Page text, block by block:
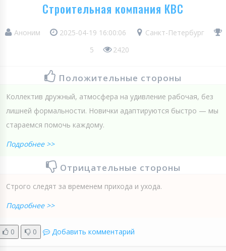
Строительная компания КВС
Аноним 2025-04-19 16:00:06
Санкт-Петербург
5
2420
Положительные стороны
Коллектив дружный, атмосфера на удивление рабочая, без
лишней формальности. Новички адаптируются быстро — мы
стараемся помочь каждому.
Подробнее >>
Отрицательные стороны
Строго следят за временем прихода и ухода.
Подробнее >>
0 0 Добавить комментарий